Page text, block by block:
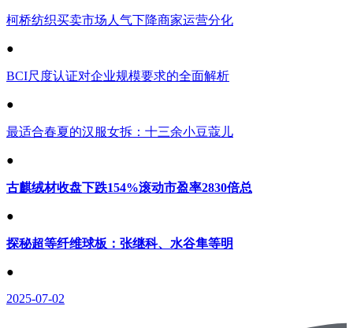
柯桥纺织买卖市场人气下降商家运营分化
●
BCI尺度认证对企业规模要求的全面解析
●
最适合春夏的汉服女拆：十三余小豆蔻儿
●
古麒绒材收盘下跌154%滚动市盈率2830倍总
●
探秘超等纤维球板：张继科、水谷隼等明
●
2025-07-02